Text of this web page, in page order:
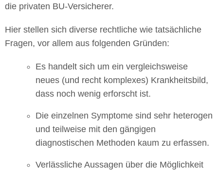
die privaten BU-Versicherer.
Hier stellen sich diverse rechtliche wie tatsächliche
Fragen, vor allem aus folgenden Gründen:
Es handelt sich um ein vergleichsweise
neues (und recht komplexes) Krankheitsbild,
dass noch wenig erforscht ist.
Die einzelnen Symptome sind sehr heterogen
und teilweise mit den gängigen
diagnostischen Methoden kaum zu erfassen.
Verlässliche Aussagen über die Möglichkeit